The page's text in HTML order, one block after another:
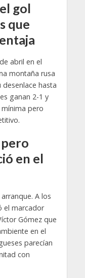
gol
que
abril en el
montaña rusa
hasta
ganan 2-1 y
pero
en el
A los
el marcador
Gómez que
en el
parecían
con